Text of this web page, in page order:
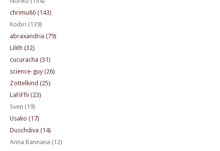
chrimu86 (143)
Koibri (139)
abraxandria (79)
Lilith (32)
cucuracha (31)
science-guy (26)
Zottelkind (25)
LaFiFfii (23)
Sven (19)
Usako (17)
Duschdiva (14)
Anna Bannana (12)